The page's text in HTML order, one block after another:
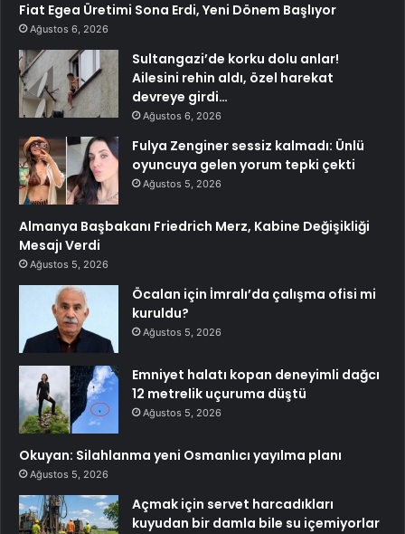
Fiat Egea Üretimi Sona Erdi, Yeni Dönem Başlıyor
Ağustos 6, 2026
Sultangazi’de korku dolu anlar!
Ailesini rehin aldı, özel harekat
devreye girdi…
Ağustos 6, 2026
Fulya Zenginer sessiz kalmadı: Ünlü
oyuncuya gelen yorum tepki çekti
Ağustos 5, 2026
Almanya Başbakanı Friedrich Merz, Kabine Değişikliği
Mesajı Verdi
Ağustos 5, 2026
Öcalan için İmralı’da çalışma ofisi mi
kuruldu?
Ağustos 5, 2026
Emniyet halatı kopan deneyimli dağcı
12 metrelik uçuruma düştü
Ağustos 5, 2026
Okuyan: Silahlanma yeni Osmanlıcı yayılma planı
Ağustos 5, 2026
Açmak için servet harcadıkları
kuyudan bir damla bile su içemiyorlar